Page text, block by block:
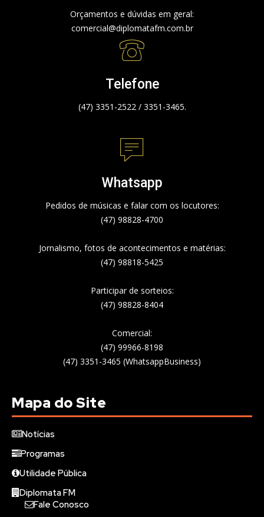
Orçamentos e dúvidas em geral:
comercial@diplomatafm.com.br
Telefone
(47) 3351-2522 / 3351-3465.
Whatsapp
Pedidos de músicas e falar com os locutores:
(47) 98828-4700
Jornalismo, fotos de acontecimentos e matérias:
(47) 98818-5425
Participar de sorteios:
(47) 98828-8404
Comercial:
(47) 99966-8198
(47) 3351-3465 (WhatsappBusiness)
Mapa do Site
Notícias
Programas
Utilidade Pública
Diplomata FM
Fale Conosco